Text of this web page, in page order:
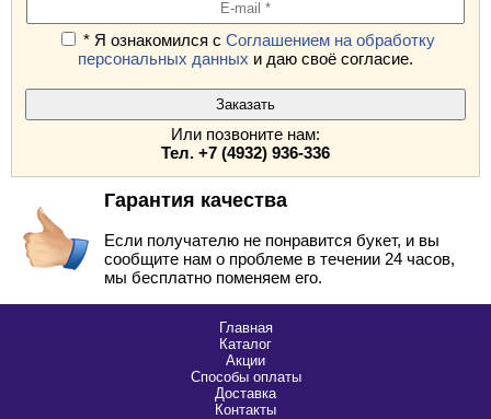
* Я ознакомился с Соглашением на обработку
персональных данных и даю своё согласие.
Или позвоните нам:
Тел. +7 (4932) 936-336
Гарантия качества
Если получателю не понравится букет, и вы
сообщите нам о проблеме в течении 24 часов,
мы бесплатно поменяем его.
Главная
Каталог
Акции
Способы оплаты
Доставка
Контакты